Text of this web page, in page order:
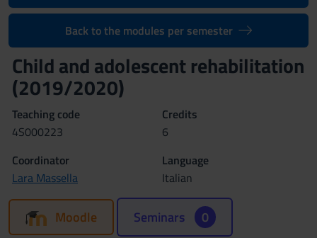
Back to the modules per semester
Child and adolescent rehabilitation
(2019/2020)
Teaching code
4S000223
Credits
6
Coordinator
Lara Massella
Language
Italian
Moodle Seminars 0